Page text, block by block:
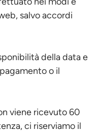
salvo accordi
della data e
o il
viene ricevuto 60
ci riserviamo il